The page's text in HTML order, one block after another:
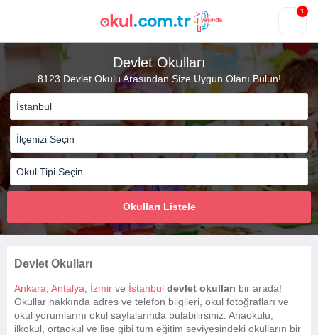
1
Devlet Okulları
8123 Devlet Okulu Arasından Size Uygun Olanı Bulun!
Okulları Listele
Devlet Okulları
Ankara Antalya İzmir ve İstanbul devlet okulları bir arada!
Okullar hakkında adres ve telefon bilgileri, okul fotoğrafları ve
okul yorumlarını okul sayfalarında bulabilirsiniz. Anaokulu,
ilkokul, ortaokul ve lise gibi tüm eğitim seviyesindeki okulların bir